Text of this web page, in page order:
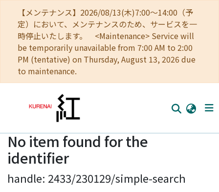
【メンテナンス】2026/08/13(木)7:00～14:00（予
定）において、メンテナンスのため、サービスを一
時停止いたします。 <Maintenance> Service will
be temporarily unavailable from 7:00 AM to 2:00
PM (tentative) on Thursday, August 13, 2026 due
to maintenance.
Home
Communities
Browse
No item found for the
identifier
handle: 2433/230129/simple-search